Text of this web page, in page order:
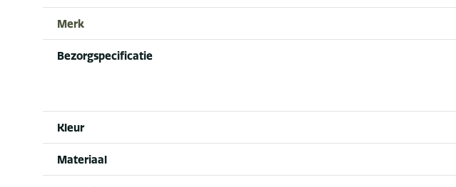
Merk
Bezorgspecificatie
Kleur
Materiaal